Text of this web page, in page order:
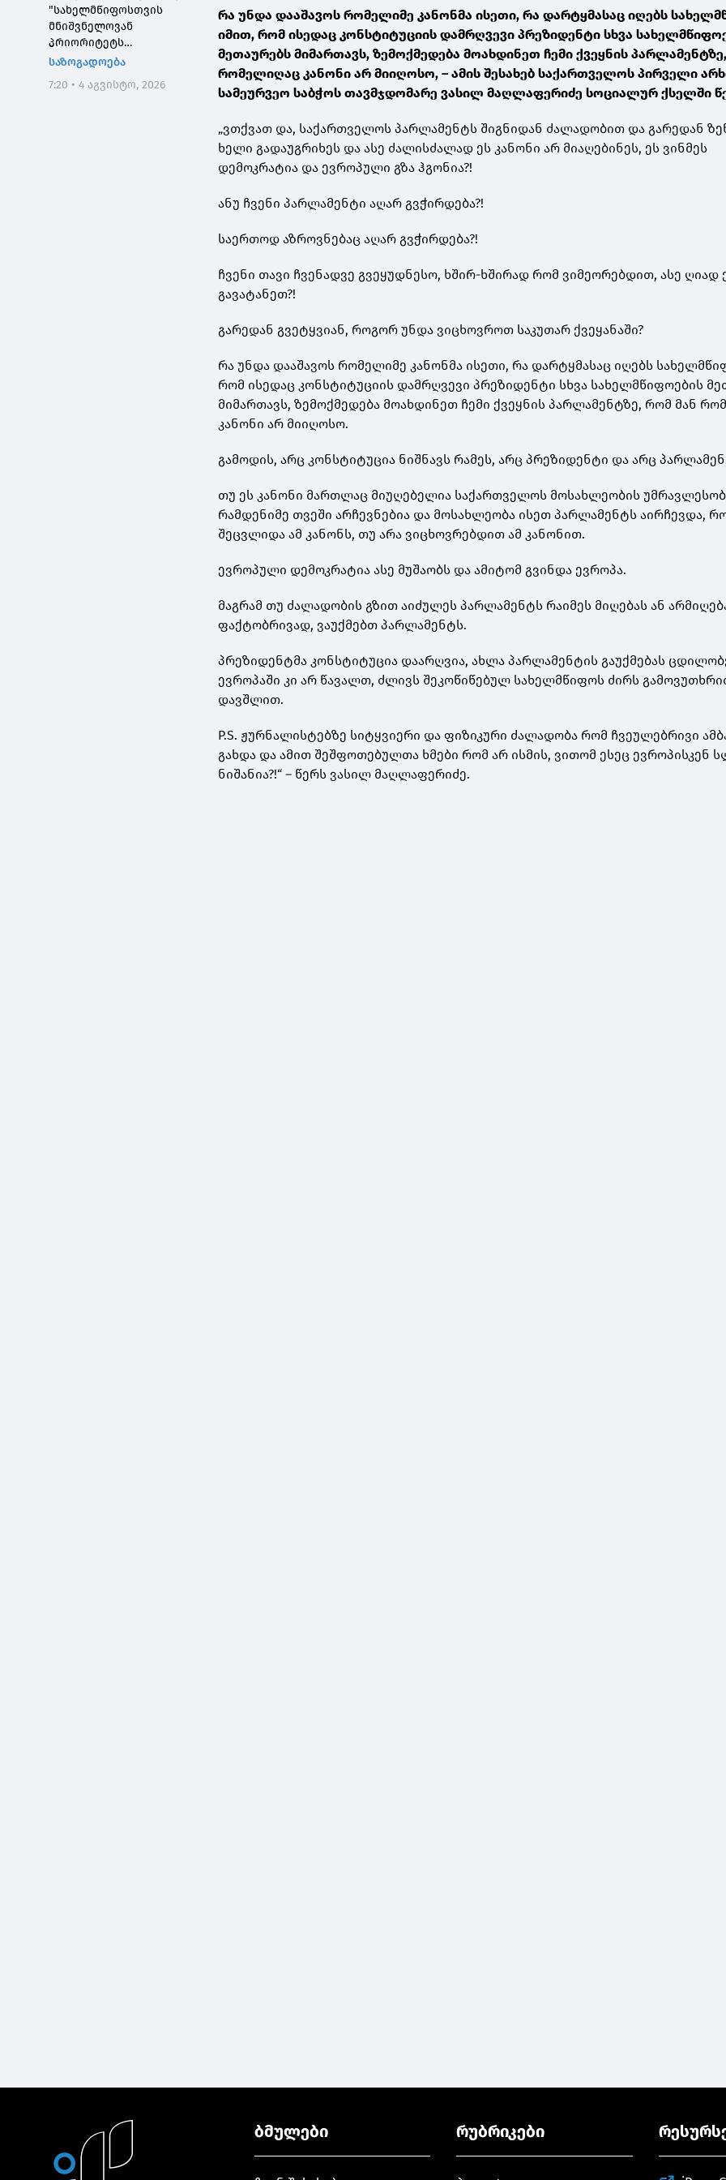
"სახელმწიფოსთვის
მნიშვნელოვან
პრიორიტეტს
საქართველოს ტყეების,
დეგრადირებული
საზოგადოება
7:20 • 4 აგვისტო, 2026
რა უნდა დააშავოს რომელიმე კანონმა ისეთი, რა დარტყმასაც იღებს
იმით, რომ ისედაც კონსტიტუციის დამრღვევი პრეზიდენტი სხვა
მეთაურებს მიმართავს, ზემოქმედება მოახდინეთ ჩემი ქვეყნის
რომელიღაც კანონი არ მიიღოსო, – ამის შესახებ საქართველოს პირველი
სამეურვეო საბჭოს თავმჯდომარე ვასილ მაღლაფერიძე სოციალურ ქსელში
„ვთქვათ და, საქართველოს პარლამენტს შიგნიდან ძალადობით და გარედან
ხელი გადაუგრიხეს და ასე ძალისძალად ეს კანონი არ მიაღებინეს, ეს ვინმეს
დემოკრატია და ევროპული გზა ჰგონია?!
ანუ ჩვენი პარლამენტი აღარ გვჭირდება?!
საერთოდ აზროვნებაც აღარ გვჭირდება?!
ჩვენი თავი ჩვენადვე გვეყუდნესო, ხშირ-ხშირად რომ ვიმეორებდით, ასე ღიად
გავატანეთ?!
გარედან გვეტყვიან, როგორ უნდა ვიცხოვროთ საკუთარ ქვეყანაში?
რა უნდა დააშავოს რომელიმე კანონმა ისეთი, რა დარტყმასაც იღებს
რომ ისედაც კონსტიტუციის დამრღვევი პრეზიდენტი სხვა სახელმწიფოების
მიმართავს, ზემოქმედება მოახდინეთ ჩემი ქვეყნის პარლამენტზე, რომ მან
კანონი არ მიიღოსო.
გამოდის, არც კონსტიტუცია ნიშნავს რამეს, არც პრეზიდენტი და არც
თუ ეს კანონი მართლაც მიუღებელია საქართველოს მოსახლეობის
რამდენიმე თვეში არჩევნებია და მოსახლეობა ისეთ პარლამენტს აირჩევდა,
შეცვლიდა ამ კანონს, თუ არა ვიცხოვრებდით ამ კანონით.
ევროპული დემოკრატია ასე მუშაობს და ამიტომ გვინდა ევროპა.
მაგრამ თუ ძალადობის გზით აიძულეს პარლამენტს რაიმეს მიღებას ან
ფაქტობრივად, ვაუქმებთ პარლამენტს.
პრეზიდენტმა კონსტიტუცია დაარღვია, ახლა პარლამენტის გაუქმებას
ევროპაში კი არ წავალთ, ძლივს შეკოწიწებულ სახელმწიფოს ძირს
დავშლით.
P.S. ჟურნალისტებზე სიტყვიერი და ფიზიკური ძალადობა რომ ჩვეულებრივი
გახდა და ამით შეშფოთებულთა ხმები რომ არ ისმის, ვითომ ესეც ევროპისკენ
ნიშანია?!“ – წერს ვასილ მაღლაფერიძე.
ბმულები რუბრიკები